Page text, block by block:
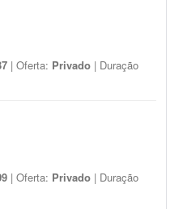
| Oferta: Privado | Duração
| Oferta: Privado | Duração